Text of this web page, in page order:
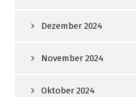
Dezember 2024
November 2024
Oktober 2024